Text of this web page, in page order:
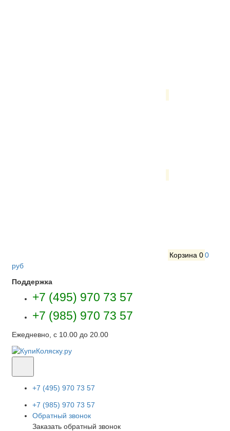
Корзина 00
руб
Поддержка
+7 (495) 970 73 57
+7 (985) 970 73 57
Ежедневно, с 10.00 до 20.00
+7 (495) 970 73 57
+7 (985) 970 73 57
Обратный звонок
Заказать обратный звонок